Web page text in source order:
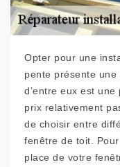
Opter pour une
pente présente une
d’entre eux est
prix relativement
de choisir entre
fenêtre de toit.
place de votre